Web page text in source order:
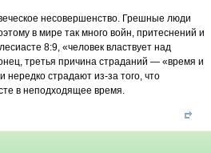
несовершенство. Грешные люди
в мире так много войн, притеснений и
8:9, «человек властвует над
третья причина страданий — «время и
нередко страдают из-за того, что
в неподходящее время.